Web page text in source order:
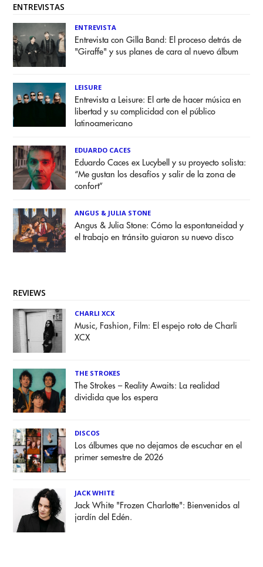
ENTREVISTAS
ENTREVISTA
Entrevista con Gilla Band: El proceso detrás de
"Giraffe" y sus planes de cara al nuevo álbum
LEISURE
Entrevista a Leisure: El arte de hacer música en
libertad y su complicidad con el público
latinoamericano
EDUARDO CACES
Eduardo Caces ex Lucybell y su proyecto solista:
“Me gustan los desafíos y salir de la zona de
confort”
ANGUS & JULIA STONE
Angus & Julia Stone: Cómo la espontaneidad y
el trabajo en tránsito guiaron su nuevo disco
REVIEWS
CHARLI XCX
Music, Fashion, Film: El espejo roto de Charli
XCX
THE STROKES
The Strokes – Reality Awaits: La realidad
dividida que los espera
DISCOS
Los álbumes que no dejamos de escuchar en el
primer semestre de 2026
JACK WHITE
Jack White "Frozen Charlotte": Bienvenidos al
jardín del Edén.